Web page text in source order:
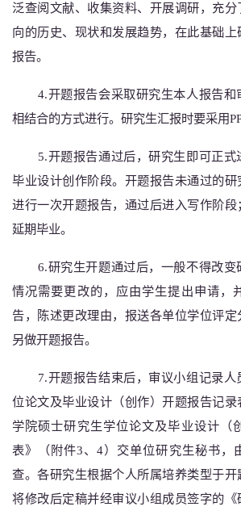
泛查阅文献、收集资料、开展调研，充
向的历史、现状和发展趋势，在此基础
报告。
4.开题报告会采取研究生本人报告
相结合的方式进行。 研究生汇报时要采用
5.开题报告通过后，研究生即可正式
毕业设计创作阶段。开题报告未通过的
进行一次开题报告，通过后进入写作阶
延期毕业。
6.研究生开题通过后，一般不得改
情况需要更改的，应由学生提出申请，
告，陈述更改理由，报送各单位学位评定
另做开题报告。
7.开题报告结束后，审议小组记录
位论文及毕业设计（创作）开题报告记录
学院硕士研究生学位论文及毕业设计（
表》（ 附件3、4） 交单位研究生秘书，
查。 各研究生根据个人所属培养类型于开
将修改后定稿并经审议小组成员签字的